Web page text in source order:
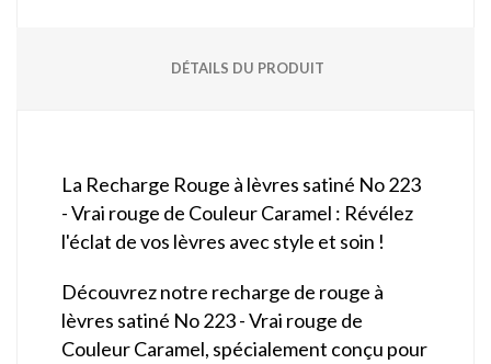
DÉTAILS DU PRODUIT
La Recharge Rouge à lèvres satiné No 223
- Vrai rouge de Couleur Caramel : Révélez
l'éclat de vos lèvres avec style et soin !
Découvrez notre recharge de rouge à
lèvres satiné No 223 - Vrai rouge de
Couleur Caramel, spécialement conçu pour